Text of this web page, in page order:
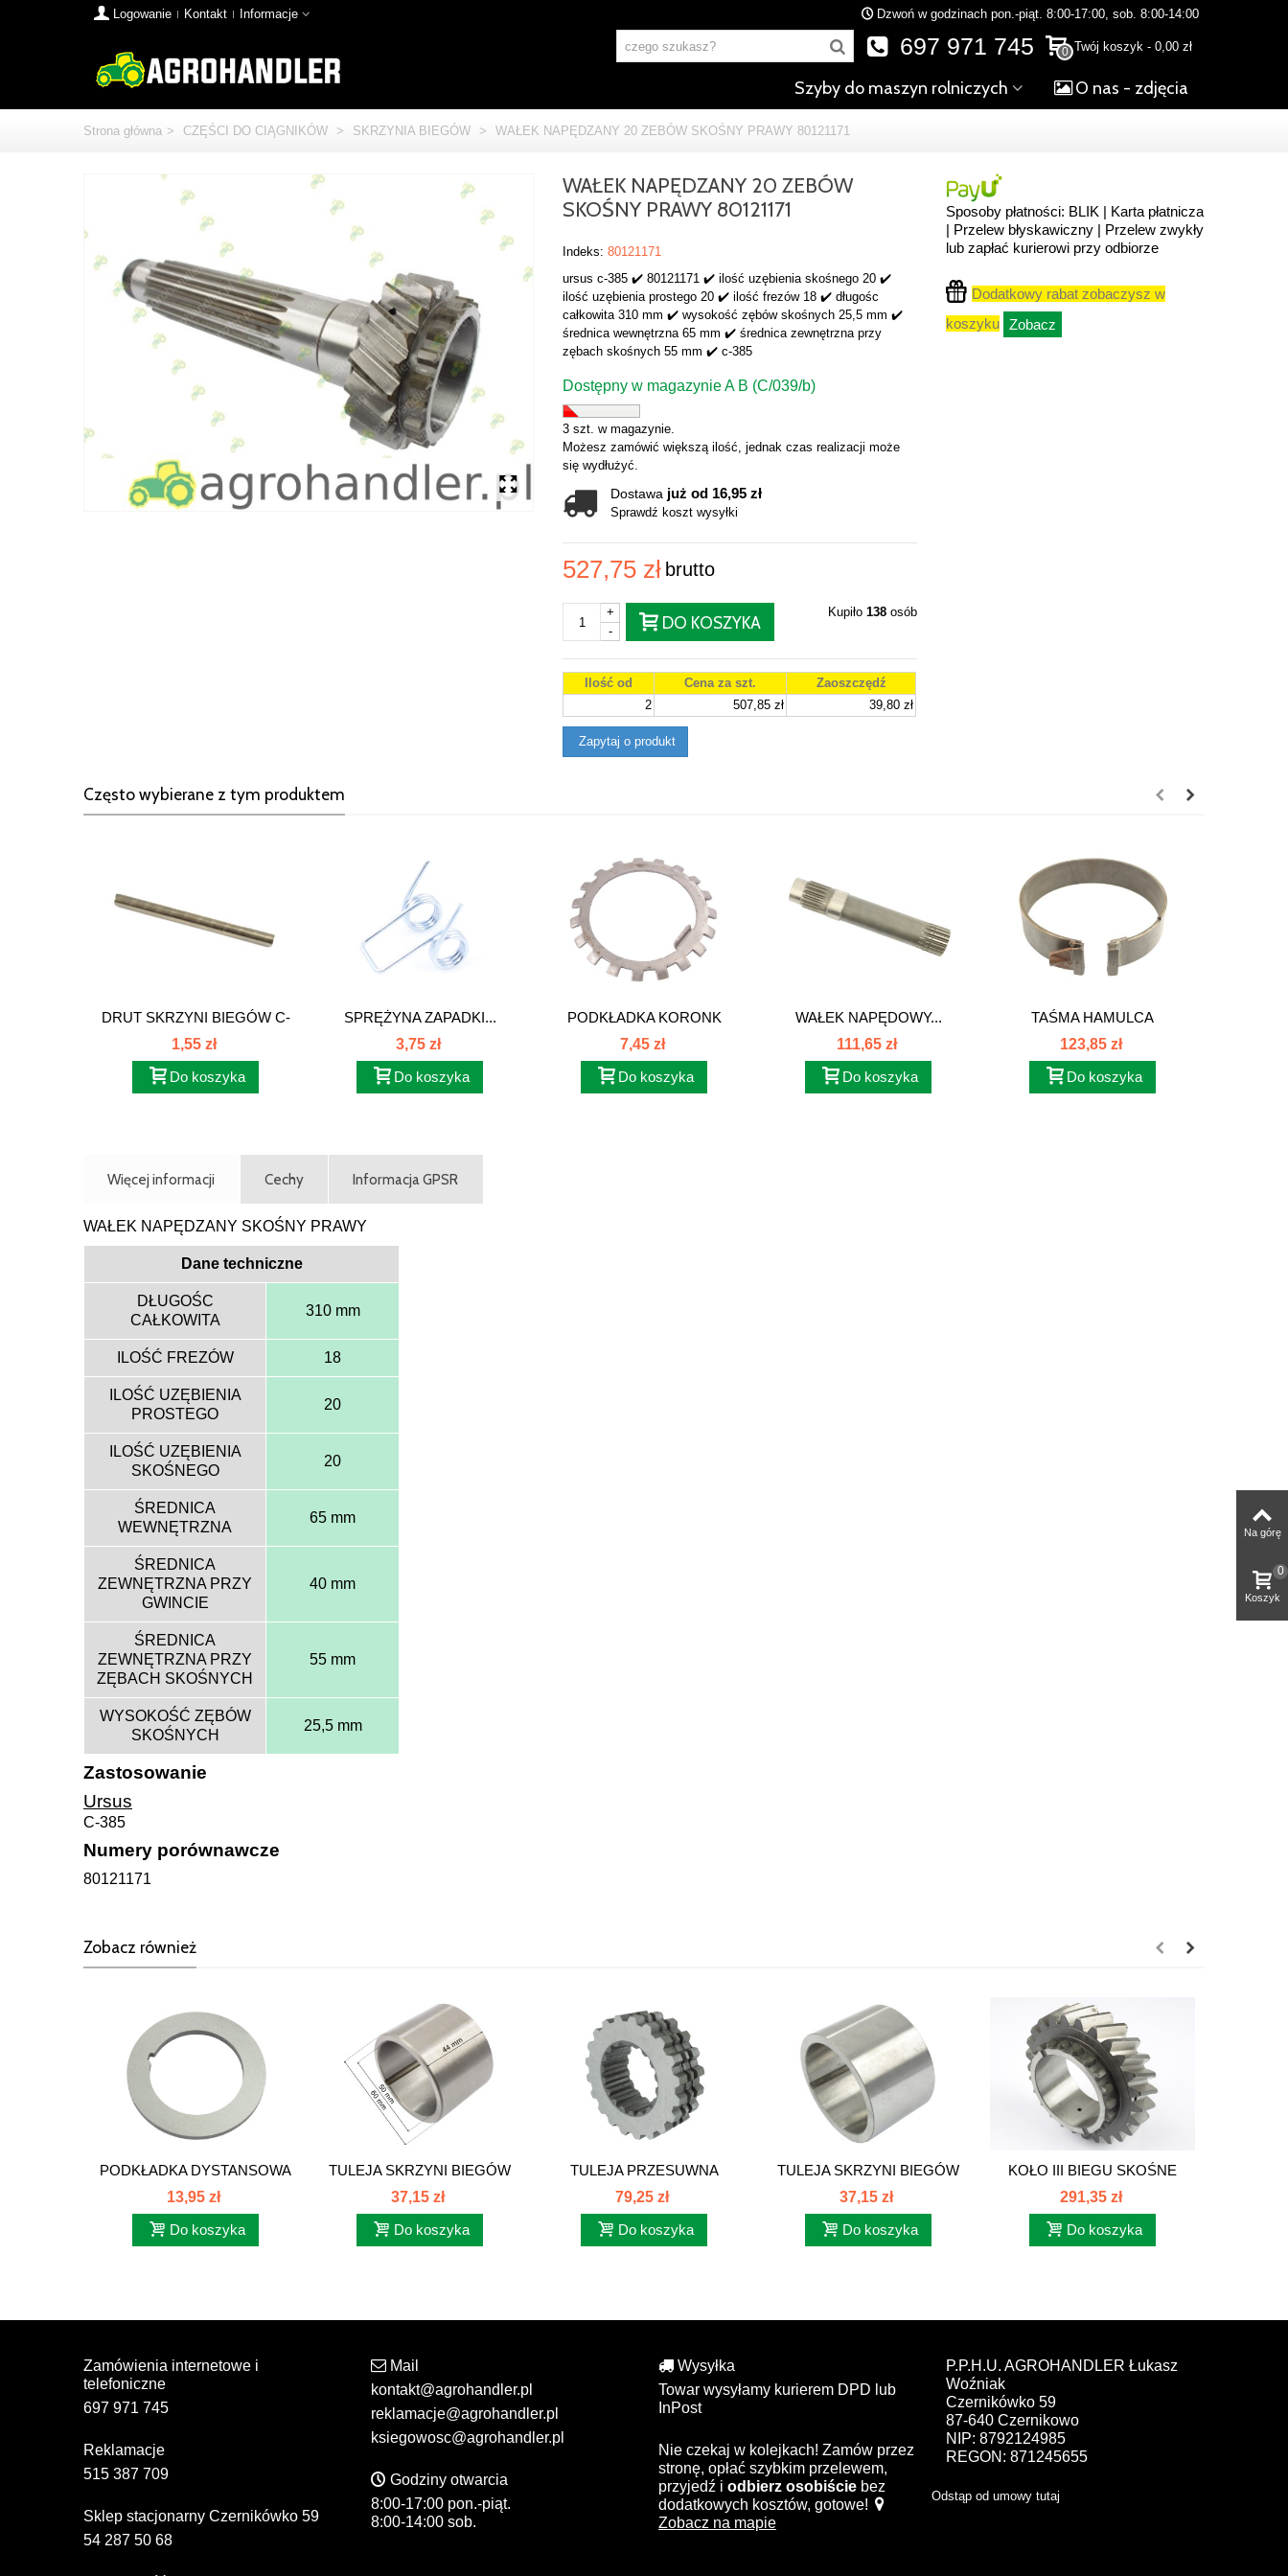
Logowanie Kontakt Informacje Dzwoń w godzinach pon.-piąt. 8:00-17:00, sob. 8:00-14:00
0 Twój koszyk - 0,00 zł
697 971 745
Szyby do maszyn rolniczych O nas - zdjęcia
Strona główna > CZĘŚCI DO CIĄGNIKÓW > SKRZYNIA BIEGÓW > WAŁEK NAPĘDZANY 20 ZEBÓW SKOŚNY PRAWY 80121171
WAŁEK NAPĘDZANY 20 ZEBÓW
SKOŚNY PRAWY 80121171
Indeks: 80121171
ursus c-385 ✔️ 80121171 ✔️ ilość uzębienia skośnego 20 ✔️
ilość uzębienia prostego 20 ✔️ ilość frezów 18 ✔️ długośc
całkowita 310 mm ✔️ wysokość zębów skośnych 25,5 mm ✔️
średnica wewnętrzna 65 mm ✔️ średnica zewnętrzna przy
zębach skośnych 55 mm ✔️ c-385
Dostępny w magazynie A B (C/039/b)
3 szt. w magazynie.
Możesz zamówić większą ilość, jednak czas realizacji może
się wydłużyć.
Dostawa już od 16,95 zł
Sprawdź koszt wysyłki
527,75 zł brutto
-
+
DO KOSZYKA
Kupiło 138osób
Ilość od Cena za szt.
Zaoszczędź
2
507,85 zł 39,80 zł
Zapytaj o produkt
Sposoby płatności: BLIK | Karta płatnicza
| Przelew błyskawiczny | Przelew zwykły
lub zapłać kurierowi przy odbiorze
Dodatkowy rabat zobaczysz w
koszyku Zobacz
Często wybierane z tym produktem
DRUT SKRZYNI BIEGÓW C-
385 80121172
1,55 zł
Do koszyka
SPRĘŻYNA ZAPADKI...
3,75 zł
Do koszyka
PODKŁADKA KORONK
WAŁKA...
7,45 zł
Do koszyka
WAŁEK NAPĘDOWY...
111,65 zł
Do koszyka
TAŚMA HAMULCA
WZMACNIACZA...
123,85 zł
Do koszyka
Więcej informacji Cechy Informacja GPSR
WAŁEK NAPĘDZANY SKOŚNY PRAWY
Dane techniczne
DŁUGOŚC
CAŁKOWITA
310 mm
ILOŚĆ FREZÓW 18
ILOŚĆ UZĘBIENIA
PROSTEGO
20
ILOŚĆ UZĘBIENIA
SKOŚNEGO
20
ŚREDNICA
WEWNĘTRZNA
65 mm
ŚREDNICA
ZEWNĘTRZNA PRZY
GWINCIE
40 mm
ŚREDNICA
ZEWNĘTRZNA PRZY
ZĘBACH SKOŚNYCH
55 mm
WYSOKOŚĆ ZĘBÓW
SKOŚNYCH
25,5 mm
Zastosowanie
Ursus
C-385
Numery porównawcze
80121171
Zobacz również
PODKŁADKA DYSTANSOWA
SKRZYNI...
13,95 zł
Do koszyka
TULEJA SKRZYNI BIEGÓW
C-385...
37,15 zł
Do koszyka
TULEJA PRZESUWNA
SKRZYNI BIEGÓW...
79,25 zł
Do koszyka
TULEJA SKRZYNI BIEGÓW
C-385...
37,15 zł
Do koszyka
KOŁO III BIEGU SKOŚNE
PRAWE 25...
291,35 zł
Do koszyka
Zamówienia internetowe i
telefoniczne
697 971 745
Reklamacje
515 387 709
Sklep stacjonarny Czernikówko 59
54 287 50 68
Mail
kontakt@agrohandler.pl
reklamacje@agrohandler.pl
ksiegowosc@agrohandler.pl
Godziny otwarcia
8:00-17:00 pon.-piąt.
8:00-14:00 sob.
Wysyłka
Towar wysyłamy kurierem DPD lub
InPost
Nie czekaj w kolejkach! Zamów przez
stronę, opłać szybkim przelewem,
przyjedź i odbierz osobiście bez
dodatkowych kosztów, gotowe!
Zobacz na mapie
P.P.H.U. AGROHANDLER Łukasz
Woźniak
Czernikówko 59
87-640 Czernikowo
NIP: 8792124985
REGON: 871245655
Odstąp od umowy tutaj
Na górę
Koszyk
0